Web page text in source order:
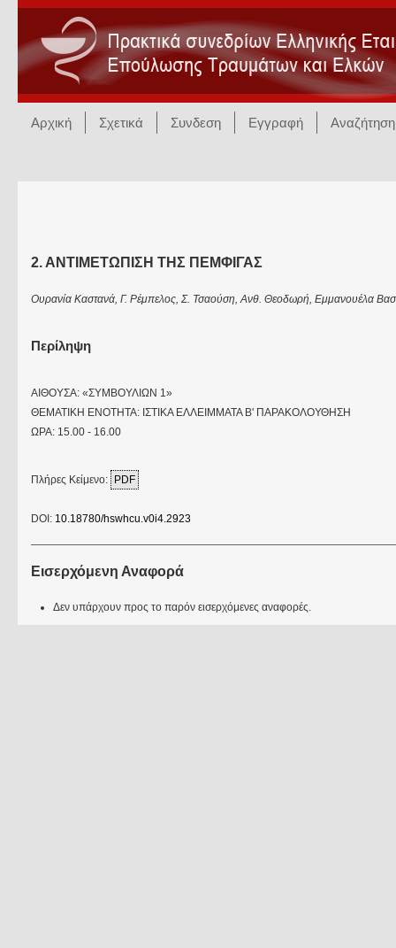
Αρχική Σχετικά Συνδεση Εγγραφή Αναζήτηση
2. ΑΝΤΙΜΕΤΩΠΙΣΗ ΤΗΣ ΠΕΜΦΙΓΑΣ
Ουρανία Καστανά, Γ. Ρέμπελος, Σ. Τσαούση, Ανθ. Θεοδωρή, Εμμανουέλα
Περίληψη
ΑΙΘΟΥΣΑ: «ΣΥΜΒΟΥΛΙΩΝ 1»
ΘΕΜΑΤΙΚΗ ΕΝΟΤΗΤΑ: ΙΣΤΙΚΑ ΕΛΛΕΙΜΜΑΤΑ Β' ΠΑΡΑΚΟΛΟΥΘΗΣΗ
ΩΡΑ: 15.00 - 16.00
Πλήρες Κείμενο: PDF
DOI: 10.18780/hswhcu.v0i4.2923
Εισερχόμενη Αναφορά
Δεν υπάρχουν προς το παρόν εισερχόμενες αναφορές.